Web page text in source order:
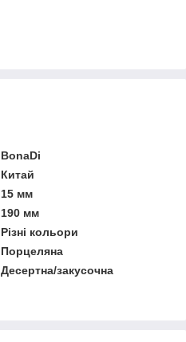
BonaDi
Китай
15 мм
190 мм
Різні кольори
Порцеляна
Десертна/закусочна